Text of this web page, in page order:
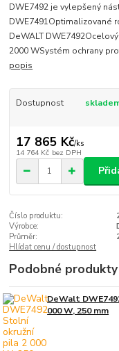
DWE7492 je vylepšený
DWE7491Optimalizované
DeWALT
2000 WSystém ochrany
popis
Dostupnost
17 865 Kč/ks
14 764 Kč bez DPH
Číslo produktu:
Výrobce:
Průměr:
Hlídat cenu / dostupnost
Podobné produkty
DeWalt
000 W, 250 mm